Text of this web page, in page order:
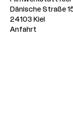
Dänische Straße
24103 Kiel
Anfahrt